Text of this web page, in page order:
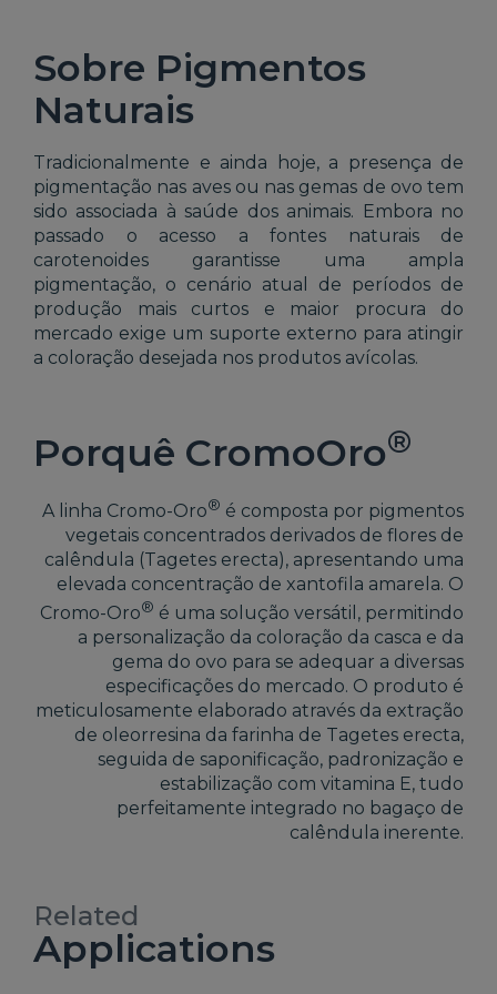
Sobre Pigmentos
Naturais
Tradicionalmente e ainda hoje, a presença de
pigmentação nas aves ou nas gemas de ovo tem
sido associada à saúde dos animais. Embora no
passado o acesso a fontes naturais de
carotenoides garantisse uma ampla
pigmentação, o cenário atual de períodos de
produção mais curtos e maior procura do
mercado exige um suporte externo para atingir
a coloração desejada nos produtos avícolas.
Porquê CromoOro®
A linha Cromo-Oro® é composta por pigmentos
vegetais concentrados derivados de flores de
calêndula (Tagetes erecta), apresentando uma
elevada concentração de xantofila amarela. O
Cromo-Oro® é uma solução versátil, permitindo
a personalização da coloração da casca e da
gema do ovo para se adequar a diversas
especificações do mercado. O produto é
meticulosamente elaborado através da extração
de oleorresina da farinha de Tagetes erecta,
seguida de saponificação, padronização e
estabilização com vitamina E, tudo
perfeitamente integrado no bagaço de
calêndula inerente.
Related
Applications